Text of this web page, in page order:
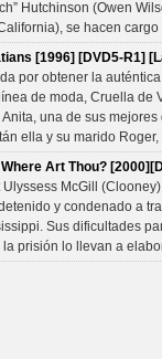
Hutchinson (Owen
se hacen
[1996] [DVD5-R1]
por obtener la
de moda, Cruella de
una de sus
ella y su marido
Art Thou?
Ulyssess McGill
y condenado a
Sus dificultades
prisión lo llevan a